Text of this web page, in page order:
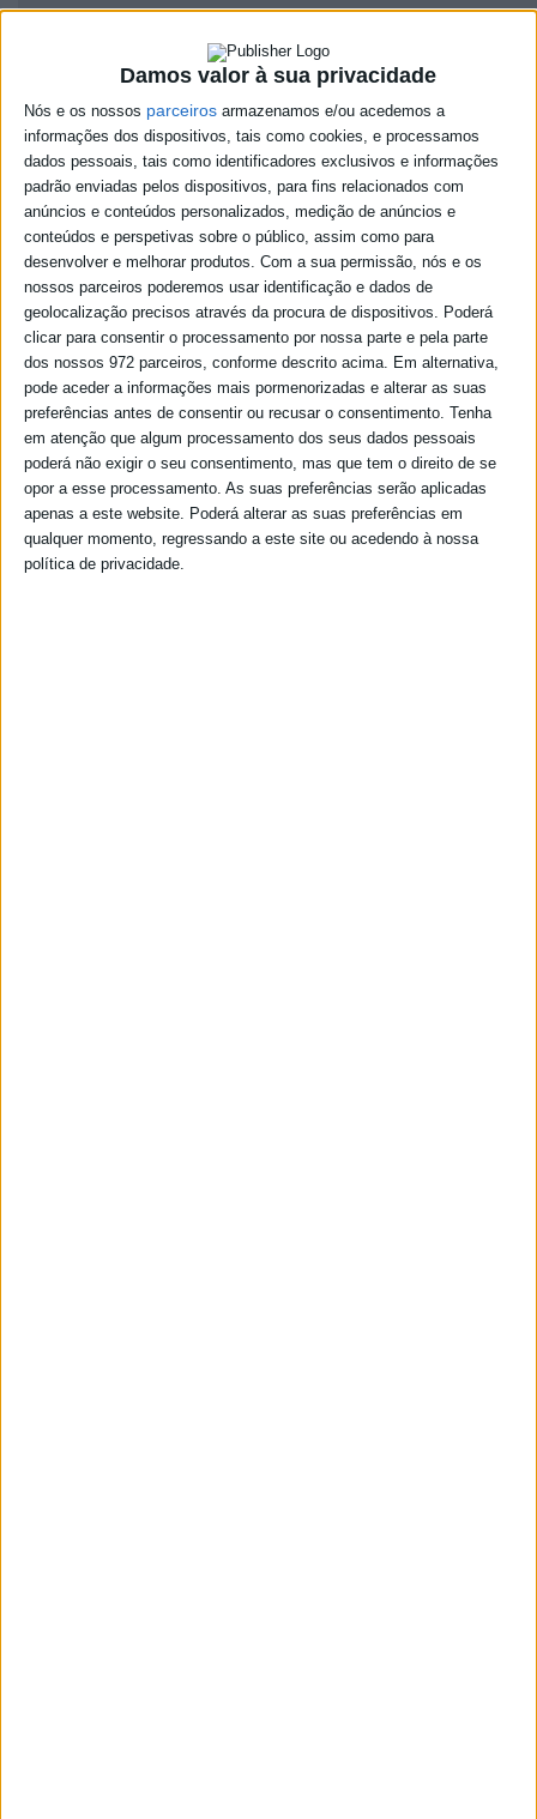
Damos valor à sua privacidade
Nós e os nossos parceiros armazenamos e/ou acedemos a
informações dos dispositivos, tais como cookies, e processamos
dados pessoais, tais como identificadores exclusivos e informações
padrão enviadas pelos dispositivos, para fins relacionados com
anúncios e conteúdos personalizados, medição de anúncios e
conteúdos e perspetivas sobre o público, assim como para
desenvolver e melhorar produtos. Com a sua permissão, nós e os
nossos parceiros poderemos usar identificação e dados de
geolocalização precisos através da procura de dispositivos. Poderá
clicar para consentir o processamento por nossa parte e pela parte
dos nossos 972 parceiros, conforme descrito acima. Em alternativa,
pode aceder a informações mais pormenorizadas e alterar as suas
preferências antes de consentir ou recusar o consentimento. Tenha
em atenção que algum processamento dos seus dados pessoais
poderá não exigir o seu consentimento, mas que tem o direito de se
opor a esse processamento. As suas preferências serão aplicadas
apenas a este website. Poderá alterar as suas preferências em
qualquer momento, regressando a este site ou acedendo à nossa
política de privacidade.